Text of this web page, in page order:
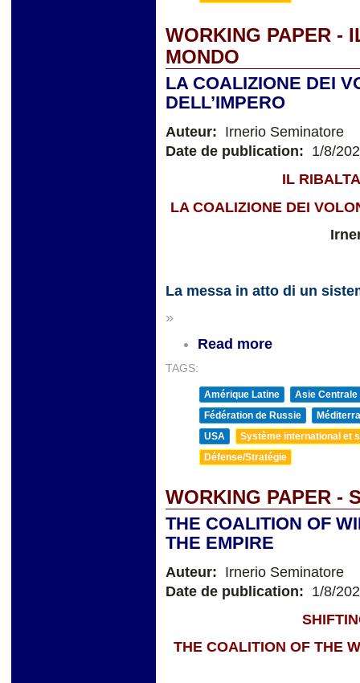
WORKING PAPER -
MONDO
LA COALIZIONE DEI
DELL’IMPERO
Auteur: Irnerio Seminatore
Date de publication: 1/8/
IL
LA COALIZIONE DEI
La messa in atto di un
»
Read more
TAGS:
Amérique Latine
Asie Centrale
Fédération de Russie
USA
Système international et
Défense/Stratégie
WORKING PAPER -
THE COALITION OF
THE EMPIRE
Auteur: Irnerio Seminatore
Date de publication: 1/8/
THE COALITION OF THE